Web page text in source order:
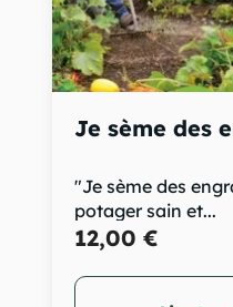
Je sème des
"Je sème des
potager sain et...
12,00 €